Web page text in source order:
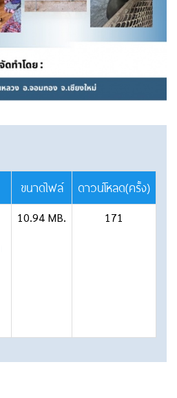
ขนาดไฟล์ ดาวน์โหลด(ครั้ง)
10.94 MB. 171